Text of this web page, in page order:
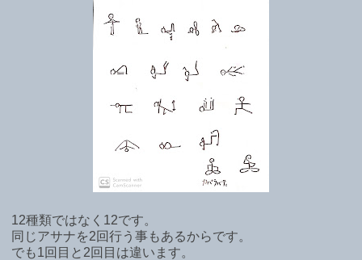
12種類ではなく12です。
同じアサナを2回行う事もあるからです。
でも1回目と2回目は違います。